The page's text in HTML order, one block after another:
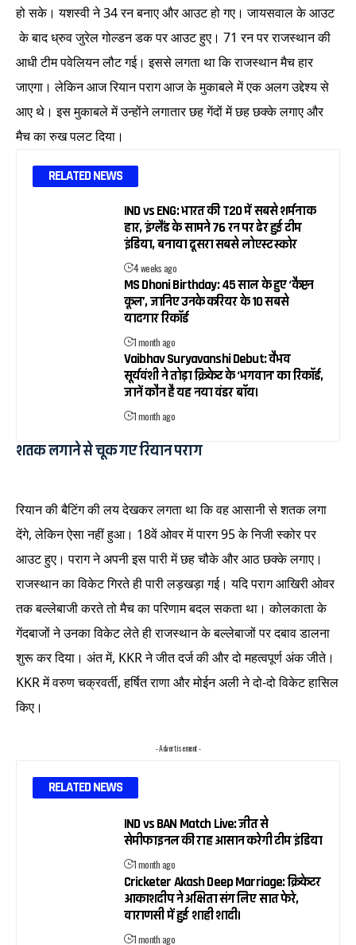
हो सके। यशस्वी ने 34 रन बनाए और आउट हो गए। जायसवाल के आउट
के बाद ध्रुव जुरेल गोल्डन डक पर आउट हुए। 71 रन पर राजस्थान की
आधी टीम पवेलियन लौट गई। इससे लगता था कि राजस्थान मैच हार
जाएगा। लेकिन आज रियान पराग आज के मुकाबले में एक अलग उद्देश्य से
आए थे। इस मुकाबले में उन्होंने लगातार छह गेंदों में छह छक्के लगाए और
मैच का रुख पलट दिया।
RELATED NEWS
IND vs ENG: भारत की T20 में सबसे शर्मनाक
हार, इंग्लैंड के सामने 76 रन पर ढेर हुई टीम
इंडिया, बनाया दूसरा सबसे लोएस्ट स्कोर
4 weeks ago
MS Dhoni Birthday: 45 साल के हुए ‘कैप्टन
कूल’, जानिए उनके करियर के 10 सबसे
यादगार रिकॉर्ड
1 month ago
Vaibhav Suryavanshi Debut: वैभव
सूर्यवंशी ने तोड़ा क्रिकेट के ‘भगवान’ का रिकॉर्ड,
जानें कौन है यह नया वंडर बॉय।
1 month ago
शतक लगाने से चूक गए रियान पराग
रियान की बैटिंग की लय देखकर लगता था कि वह आसानी से शतक लगा
देंगे, लेकिन ऐसा नहीं हुआ। 18वें ओवर में पारग 95 के निजी स्कोर पर
आउट हुए। पराग ने अपनी इस पारी में छह चौके और आठ छक्के लगाए।
राजस्थान का विकेट गिरते ही पारी लड़खड़ा गई। यदि पराग आखिरी ओवर
तक बल्लेबाजी करते तो मैच का परिणाम बदल सकता था। कोलकाता के
गेंदबाजों ने उनका विकेट लेते ही राजस्थान के बल्लेबाजों पर दबाव डालना
शुरू कर दिया। अंत में, KKR ने जीत दर्ज की और दो महत्वपूर्ण अंक जीते।
KKR में वरुण चक्रवर्ती, हर्षित राणा और मोईन अली ने दो-दो विकेट हासिल
किए।
- Advertisement -
RELATED NEWS
IND vs BAN Match Live: जीत से
सेमीफाइनल की राह आसान करेगी टीम इंडिया
1 month ago
Cricketer Akash Deep Marriage: क्रिकेटर
आकाशदीप ने अक्षिता संग लिए सात फेरे,
वाराणसी में हुई शाही शादी।
1 month ago